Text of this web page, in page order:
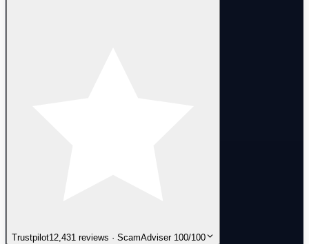
Trustpilot12,431 reviews · ScamAdviser 100/100